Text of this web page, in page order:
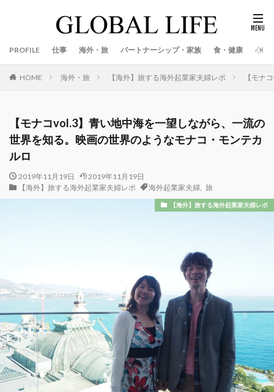
PROFILE 仕事 海外・旅 パートナーシップ・家族 食・健康 心
HOME 海外・旅 【海外】旅する海外起業家夫婦レポ 【モナ
【モナコvol.3】青い地中海を一望しながら、一流の
世界を知る。映画の世界のようなモナコ・モンテカ
ルロ
2019年11月19日
2019年11月19日
【海外】旅する海外起業家夫婦レポ
海外起業家夫婦 旅
【海外】旅する海外起業家夫婦レポ